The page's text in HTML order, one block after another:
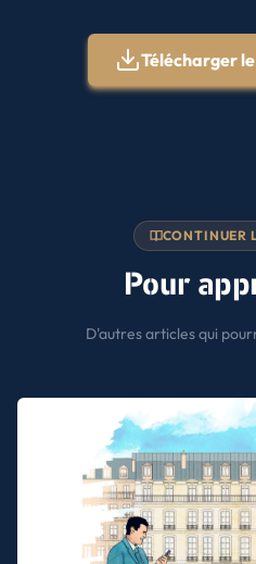
Télécharger
CONTINUER
Pour
D'autres articles qui